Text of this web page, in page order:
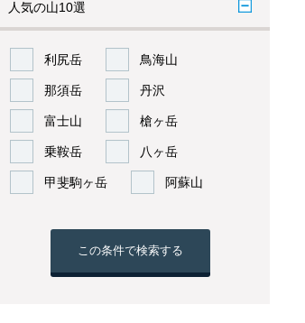
人気の山10選
利尻岳 鳥海山
那須岳 丹沢
富士山 槍ヶ岳
乗鞍岳 八ヶ岳
甲斐駒ヶ岳 阿蘇山
この条件で検索する